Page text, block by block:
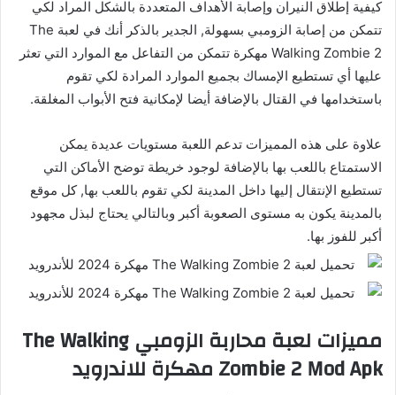
كيفية إطلاق النيران وإصابة الأهداف المتعددة بالشكل المراد لكي
تتمكن من إصابة الزومبي بسهولة, الجدير بالذكر أنك في لعبة The
Walking Zombie 2 مهكرة تتمكن من التفاعل مع الموارد التي تعثر
عليها أي تستطيع الإمساك بجميع الموارد المرادة لكي تقوم
باستخدامها في القتال بالإضافة أيضا لإمكانية فتح الأبواب المغلقة.
علاوة على هذه المميزات تدعم اللعبة مستويات عديدة يمكن
الاستمتاع باللعب بها بالإضافة لوجود خريطة توضح الأماكن التي
تستطيع الإنتقال إليها داخل المدينة لكي تقوم باللعب بها, كل موقع
بالمدينة يكون به مستوى الصعوبة أكبر وبالتالي يحتاج لبذل مجهود
أكبر للفوز بها.
مميزات لعبة محاربة الزومبي The Walking
Zombie 2 Mod Apk مهكرة للاندرويد